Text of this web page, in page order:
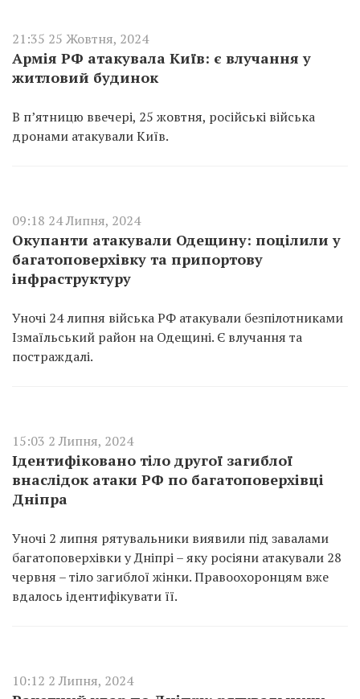
21:35 25 Жовтня, 2024
Армія РФ атакувала Київ: є влучання у
житловий будинок
В п’ятницю ввечері, 25 жовтня, російські війська
дронами атакували Київ.
09:18 24 Липня, 2024
Окупанти атакували Одещину: поцілили у
багатоповерхівку та припортову
інфраструктуру
Уночі 24 липня війська РФ атакували безпілотниками
Ізмаїльський район на Одещині. Є влучання та
постраждалі.
15:03 2 Липня, 2024
Ідентифіковано тіло другої загиблої
внаслідок атаки РФ по багатоповерхівці
Дніпра
Уночі 2 липня рятувальники виявили під завалами
багатоповерхівки у Дніпрі – яку росіяни атакували 28
червня – тіло загиблої жінки. Правоохоронцям вже
вдалось ідентифікувати її.
10:12 2 Липня, 2024